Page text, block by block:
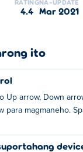
RATING
4.4
NA-UPDATE
Mar 2021
ito
Up arrow, Down
para magmaneho.